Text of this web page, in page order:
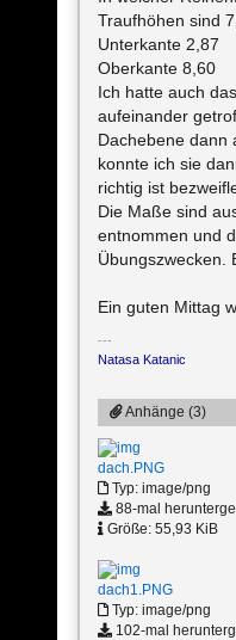
Traufhöhen sind
Unterkante 2,87
Oberkante 8,60
Ich hatte auch
aufeinander
Dachebene dann
konnte ich sie
richtig ist
Die Maße sind
entnommen und
Übungszwecken.
Ein guten Mittag
Natasa Katanic
Anhänge (3)
dach.PNG
Typ: image/png
88-mal
Größe: 55,93 KiB
dach1.PNG
Typ: image/png
102-mal